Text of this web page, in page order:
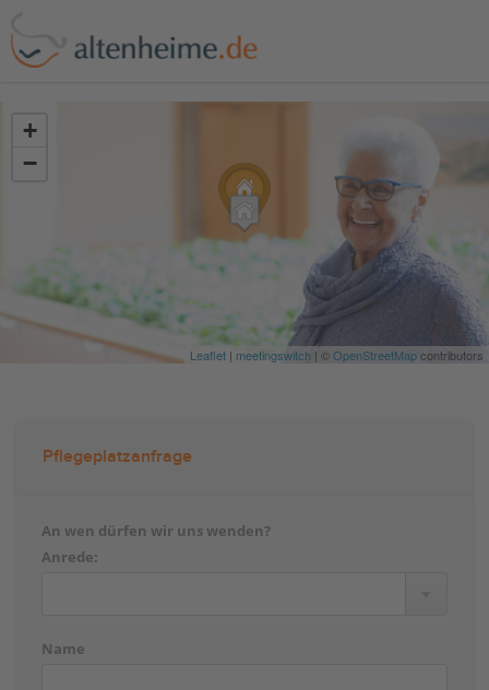
+
−
Leaflet | meetingswitch | ©OpenStreetMapcontributors
Pflegeplatzanfrage
An wen dürfen wir uns wenden?
Anrede:
Name